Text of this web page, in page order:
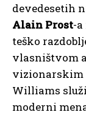
devedesetih
Alain Prost-a
teško
vlasništvom
vizionarskim
Williams
moderni